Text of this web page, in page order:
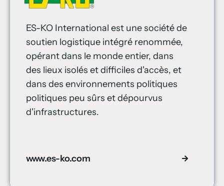
ES-KO International est une société de
soutien logistique intégré renommée,
opérant dans le monde entier, dans
des lieux isolés et difficiles d'accès, et
dans des environnements politiques
politiques peu sûrs et dépourvus
d'infrastructures.
www.es-ko.com